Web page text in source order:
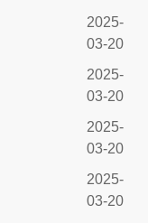
2025-
03-20
2025-
03-20
2025-
03-20
2025-
03-20